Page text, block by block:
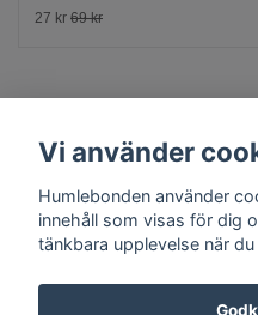
27 kr 69 kr
Kontakt
Vi använder
Humlebonden använder
innehåll som visas för dig
tänkbara upplevelse när